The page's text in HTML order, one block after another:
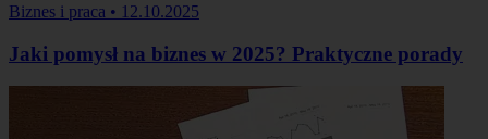
Biznes i praca • 12.10.2025
Jaki pomysł na biznes w 2025? Praktyczne porady